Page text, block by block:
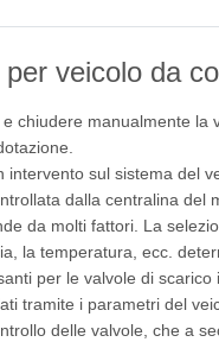
veicolo da
chiudere manualmente
sul sistema del
dalla centralina del
da molti fattori. La
la temperatura, ecc.
per le valvole di
tramite i parametri del
delle valvole, che a